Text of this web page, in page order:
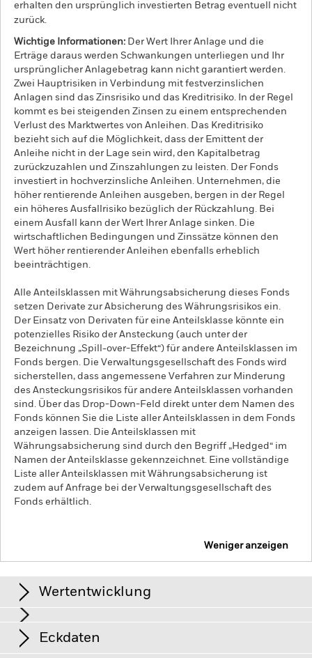
erhalten den ursprünglich investierten Betrag eventuell nicht
zurück.
Wichtige Informationen: Der Wert Ihrer Anlage und die
Erträge daraus werden Schwankungen unterliegen und Ihr
ursprünglicher Anlagebetrag kann nicht garantiert werden.
Zwei Hauptrisiken in Verbindung mit festverzinslichen
Anlagen sind das Zinsrisiko und das Kreditrisiko. In der Regel
kommt es bei steigenden Zinsen zu einem entsprechenden
Verlust des Marktwertes von Anleihen. Das Kreditrisiko
bezieht sich auf die Möglichkeit, dass der Emittent der
Anleihe nicht in der Lage sein wird, den Kapitalbetrag
zurückzuzahlen und Zinszahlungen zu leisten. Der Fonds
investiert in hochverzinsliche Anleihen. Unternehmen, die
höher rentierende Anleihen ausgeben, bergen in der Regel
ein höheres Ausfallrisiko bezüglich der Rückzahlung. Bei
einem Ausfall kann der Wert Ihrer Anlage sinken. Die
wirtschaftlichen Bedingungen und Zinssätze können den
Wert höher rentierender Anleihen ebenfalls erheblich
beeinträchtigen.
Alle Anteilsklassen mit Währungsabsicherung dieses Fonds
setzen Derivate zur Absicherung des Währungsrisikos ein.
Der Einsatz von Derivaten für eine Anteilsklasse könnte ein
potenzielles Risiko der Ansteckung (auch unter der
Bezeichnung „Spill-over-Effekt“) für andere Anteilsklassen im
Fonds bergen. Die Verwaltungsgesellschaft des Fonds wird
sicherstellen, dass angemessene Verfahren zur Minderung
des Ansteckungsrisikos für andere Anteilsklassen vorhanden
sind. Über das Drop-Down-Feld direkt unter dem Namen des
Fonds können Sie die Liste aller Anteilsklassen in dem Fonds
anzeigen lassen. Die Anteilsklassen mit
Währungsabsicherung sind durch den Begriff „Hedged“ im
Namen der Anteilsklasse gekennzeichnet. Eine vollständige
Liste aller Anteilsklassen mit Währungsabsicherung ist
zudem auf Anfrage bei der Verwaltungsgesellschaft des
Fonds erhältlich.
Weniger anzeigen
UCITS ETF
Wertentwicklung
Kreditrisiken, Zinsschwankungen und/oder der Ausfall eines
Emittenten haben wesentliche Auswirkungen auf die
Eckdaten